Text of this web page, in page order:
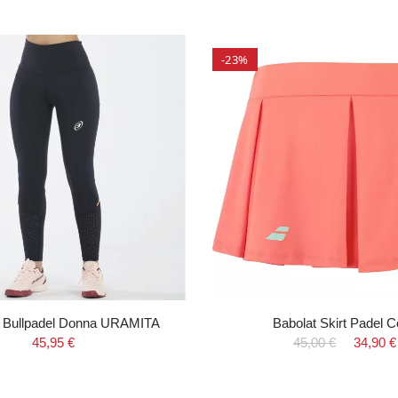
Donna URAMITA
45,95 €
-23%
Babolat Skirt Padel
45,00 €
34,90 €